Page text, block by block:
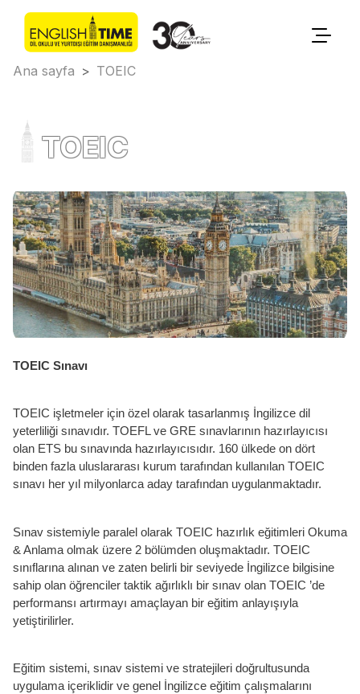
Ana sayfa > TOEIC
TOEIC
TOEIC Sınavı
TOEIC işletmeler için özel olarak tasarlanmış İngilizce dil
yeterliliği sınavıdır. TOEFL ve GRE sınavlarının hazırlayıcısı
olan ETS bu sınavında hazırlayıcısıdır. 160 ülkede on dört
binden fazla uluslararası kurum tarafından kullanılan TOEIC
sınavı her yıl milyonlarca aday tarafından uygulanmaktadır.
Sınav sistemiyle paralel olarak TOEIC hazırlık eğitimleri Okuma
& Anlama olmak üzere 2 bölümden oluşmaktadır. TOEIC
sınıflarına alınan ve zaten belirli bir seviyede İngilizce bilgisine
sahip olan öğrenciler taktik ağırlıklı bir sınav olan TOEIC ’de
performansı artırmayı amaçlayan bir eğitim anlayışıyla
yetiştirilirler.
Eğitim sistemi, sınav sistemi ve stratejileri doğrultusunda
uygulama içeriklidir ve genel İngilizce eğitim çalışmalarını